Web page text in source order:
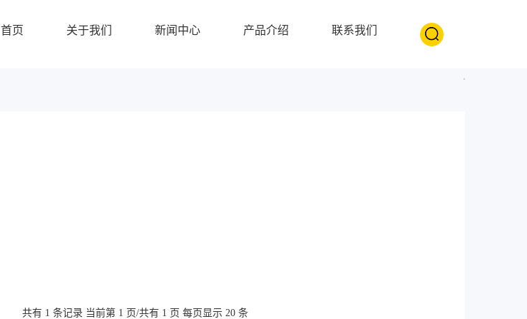
首页 关于我们 新闻中心 产品介绍 联系我们
共有 1 条记录 当前第 1 页/共有 1 页 每页显示 20 条